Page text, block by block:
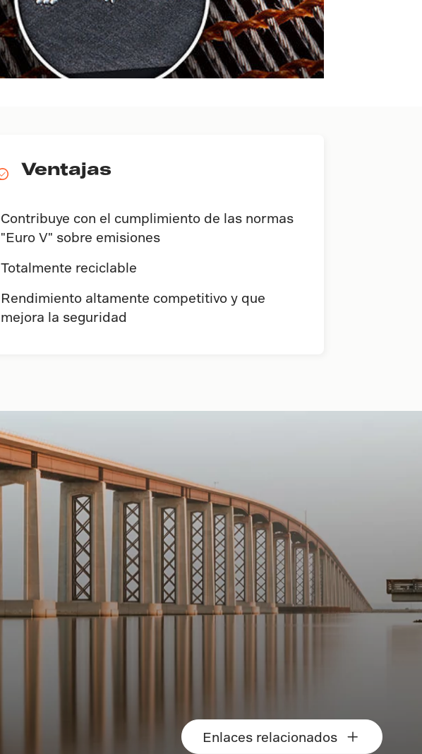
Ventajas
Contribuye con el cumplimiento de las normas
"Euro V" sobre emisiones
Totalmente reciclable
Rendimiento altamente competitivo y que
mejora la seguridad
Enlaces relacionados